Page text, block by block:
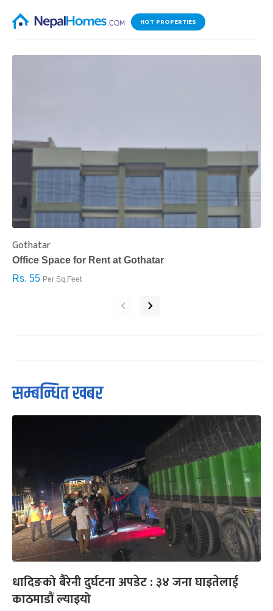
HOT PROPERTIES
Gothatar
Office Space for Rent at Gothatar
Rs. 55 Per Sq.Feet
‹ ›
सम्बन्धित खबर
धादिङको बैरेनी दुर्घटना अपडेट : ३४ जना घाइतेलाई
काठमाडौं ल्याइयो